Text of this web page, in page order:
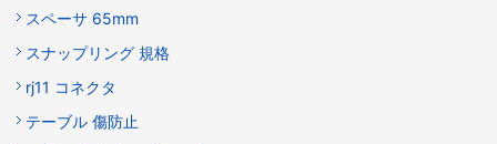
スペーサ 65mm
スナップリング 規格
rj11 コネクタ
テーブル 傷防止